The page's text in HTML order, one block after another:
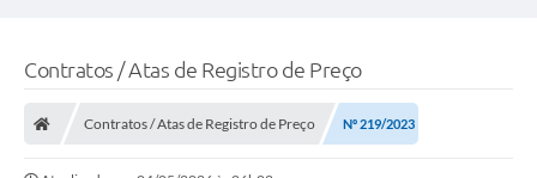
Contratos / Atas de Registro de Preço
Contratos / Atas de Registro de Preço Nº 219/2023